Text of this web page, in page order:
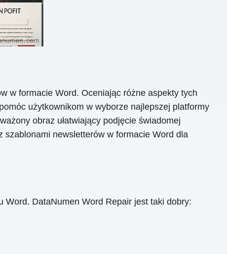
w formacie Word. Oceniając różne aspekty tych
użytkownikom w wyborze najlepszej platformy
obraz ułatwiający podjęcie świadomej
newsletterów w formacie Word dla
DataNumen Word Repair jest taki dobry: